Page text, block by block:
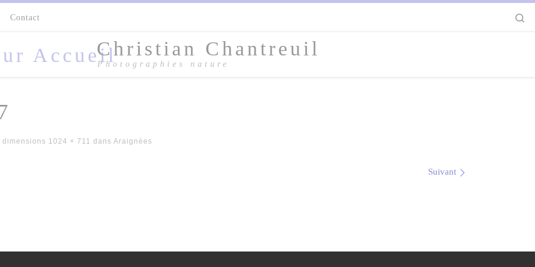
Contact
Christian Chantreuil
Photographies nature
dimensions 1024 × 711 dans Araignées
Suivant